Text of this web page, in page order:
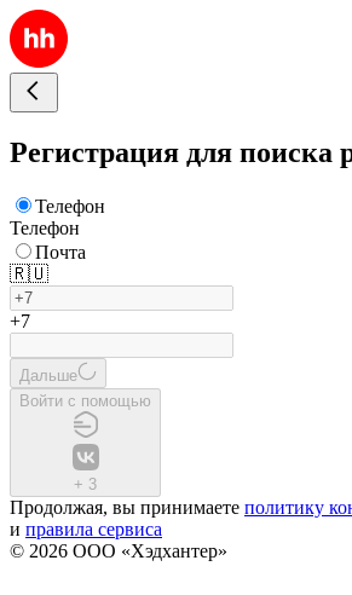
Регистрация для поиска
Телефон
Телефон
Почта
🇷🇺
+7
Дальше
Войти с помощью
+ 3
Продолжая, вы принимаете политику
и правила сервиса
© 2026 ООО «Хэдхантер»